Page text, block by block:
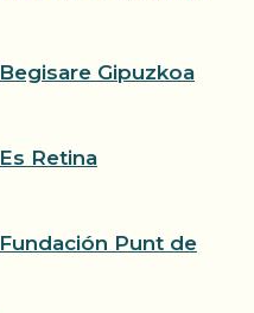
Begisare Gipuzkoa
Es Retina
Fundación Punt de